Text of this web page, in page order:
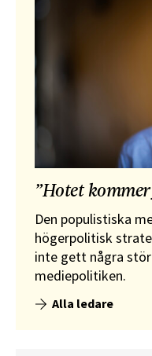
”Hotet
Den populistiska
högerpolitisk
inte gett några
mediepolitiken.
Alla ledare